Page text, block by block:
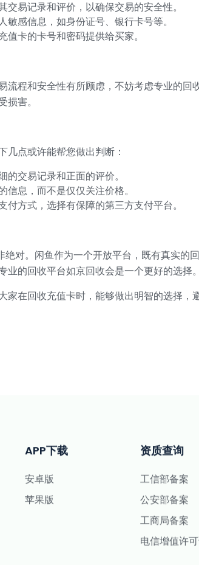
交易记录和评价，以确保交易的安全性。
敏感信息，如身份证号、银行卡号等。
值卡的卡号和密码提供给买家。
程和安全性有所顾虑，不妨考虑专业的回
害。
几点或许能帮您做出判断：
交易记录和正面的评价。
信息，而不是仅仅关注价格。
付方式，选择有保障的第三方支付平台。
绝对。闲鱼作为一个开放平台，既有真实
的回收平台如京回收会是一个更好的选择。
在回收充值卡时，能够做出明智的选择，
APP下载
安卓版
苹果版
资质查询
工信部备案
公安部备案
工商局备案
电信增值许